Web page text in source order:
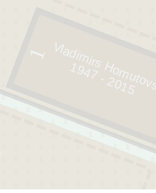
1 Vladimirs Homutovs
1947- 201
5